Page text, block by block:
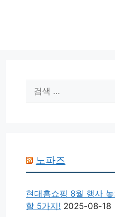
색:
노파즈
현대홈쇼핑 8월 행사
할 5가지! 2025-08-18